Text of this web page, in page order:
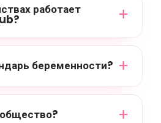
работает
беременности?